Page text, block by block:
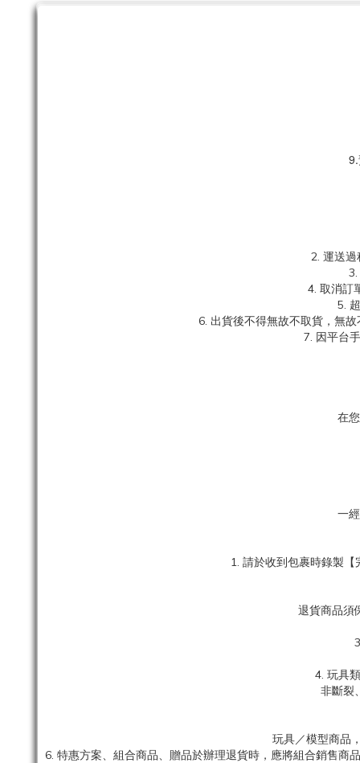
2. 運送過
4. 取消訂
5.
6. 出貨後不得無故不取貨，無
7. 因平台
在
一
1. 請於收到包裹時錄製
退貨商品須
4. 玩具
非斷裂
玩具／模型商品
6. 特惠方案、組合商品、贈品於辦理退貨時，應將組合銷售商